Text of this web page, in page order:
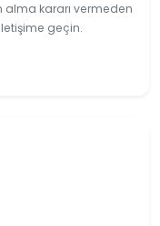
alma kararı vermeden
geçin.